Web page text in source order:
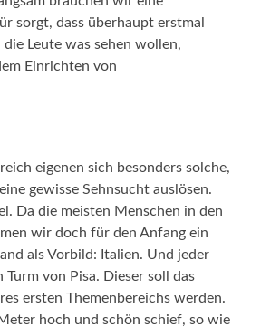
sorgt, dass überhaupt erstmal
die Leute was sehen wollen,
Einrichten von
eigenen sich besonders solche,
gewisse Sehnsucht auslösen.
Da die meisten Menschen in den
wir doch für den Anfang ein
als Vorbild: Italien. Und jeder
Turm von Pisa. Dieser soll das
ersten Themenbereichs werden.
hoch und schön schief, so wie